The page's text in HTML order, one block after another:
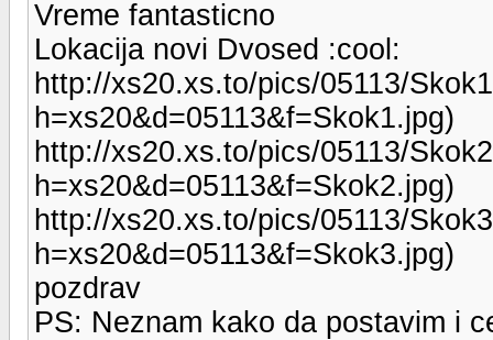
Vreme fantasticno
Lokacija novi Dvosed :cool:
http://xs20.xs.to/pics/05113/
h=xs20&d=05113&f=Skok1.jpg)
http://xs20.xs.to/pics/05113/
h=xs20&d=05113&f=Skok2.jpg)
http://xs20.xs.to/pics/05113/
h=xs20&d=05113&f=Skok3.jpg)
pozdrav
PS: Neznam kako da postavim i